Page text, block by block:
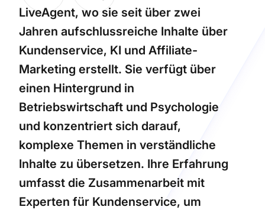
LiveAgent, wo sie seit über zwei
Jahren aufschlussreiche Inhalte über
Kundenservice, KI und Affiliate-
Marketing erstellt. Sie verfügt über
einen Hintergrund in
Betriebswirtschaft und Psychologie
und konzentriert sich darauf,
komplexe Themen in verständliche
Inhalte zu übersetzen. Ihre Erfahrung
umfasst die Zusammenarbeit mit
Experten für Kundenservice, um